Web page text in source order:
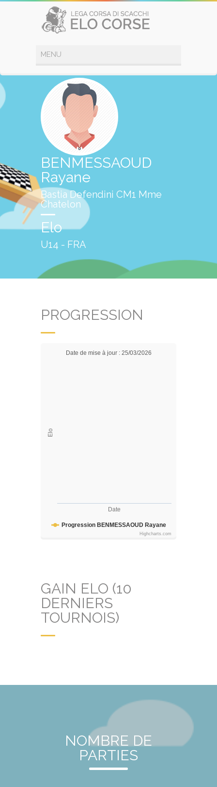
BENMESSAOUD
Rayane
Bastia Defendini CM1 Mme
Chatelon
Elo
U14 - FRA
PROGRESSION
Date
Elo
Date de mise à jour : 25/03/2026
Progression BENMESSAOUD Rayane
Highcharts.com
GAIN ELO (10
DERNIERS
TOURNOIS)
NOMBRE DE
PARTIES